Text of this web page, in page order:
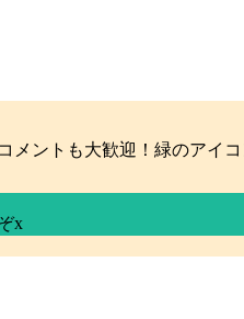
メントも大歓迎！緑のアイ
x